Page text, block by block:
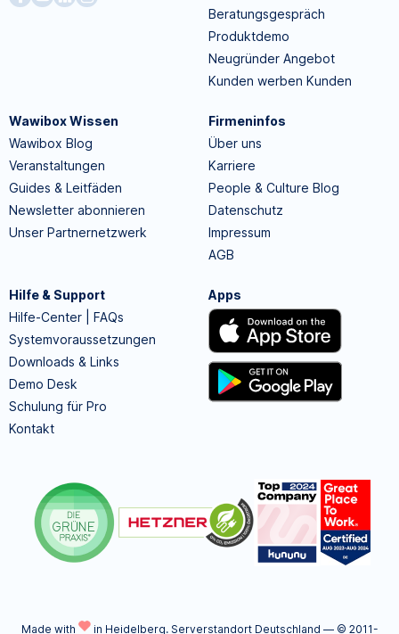
Beratungsgespräch
Produktdemo
Neugründer Angebot
Kunden werben Kunden
Wawibox Wissen
Wawibox Blog
Veranstaltungen
Guides & Leitfäden
Newsletter abonnieren
Unser Partnernetzwerk
Firmeninfos
Über uns
Karriere
People & Culture Blog
Datenschutz
Impressum
AGB
Hilfe & Support
Hilfe-Center | FAQs
Systemvoraussetzungen
Downloads & Links
Demo Desk
Schulung für Pro
Kontakt
Apps
Made with in Heidelberg. Serverstandort Deutschland — © 2011-